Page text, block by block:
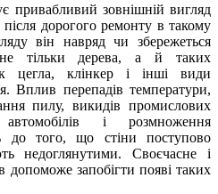
привабливий зовнішній вигляд
після дорогого ремонту в такому
він навряд чи збережеться
тільки дерева, а й таких
цегла, клінкер і інші види
Вплив перепадів температури,
пилу, викидів промислових
і розмноження
до того, що стіни поступово
недоглянутими. Своєчасне і
допоможе запобігти появі таких